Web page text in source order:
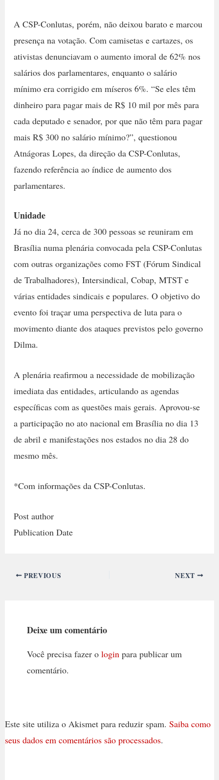
A CSP-Conlutas, porém, não deixou barato e marcou
presença na votação. Com camisetas e cartazes, os
ativistas denunciavam o aumento imoral de 62% nos
salários dos parlamentares, enquanto o salário
mínimo era corrigido em míseros 6%. “Se eles têm
dinheiro para pagar mais de R$ 10 mil por mês para
cada deputado e senador, por que não têm para pagar
mais R$ 300 no salário mínimo?”, questionou
Atnágoras Lopes, da direção da CSP-Conlutas,
fazendo referência ao índice de aumento dos
parlamentares.
Unidade
Já no dia 24, cerca de 300 pessoas se reuniram em
Brasília numa plenária convocada pela CSP-Conlutas
com outras organizações como FST (Fórum Sindical
de Trabalhadores), Intersindical, Cobap, MTST e
várias entidades sindicais e populares. O objetivo do
evento foi traçar uma perspectiva de luta para o
movimento diante dos ataques previstos pelo governo
Dilma.
A plenária reafirmou a necessidade de mobilização
imediata das entidades, articulando as agendas
específicas com as questões mais gerais. Aprovou-se
a participação no ato nacional em Brasília no dia 13
de abril e manifestações nos estados no dia 28 do
mesmo mês.
*Com informações da CSP-Conlutas.
Post author
Publication Date
PREVIOUS NEXT
Deixe um comentário
Você precisa fazer o loginpara publicar um
comentário.
Este site utiliza o Akismet para reduzir spam. Saiba como
seus dados em comentários são processados.